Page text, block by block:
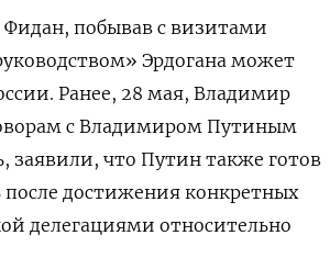
побывав с визитами
Эрдогана может
. Ранее, 28 мая, Владимир
с Владимиром Путиным
заявили, что Путин также готов
достижения конкретных
делегациями относительно